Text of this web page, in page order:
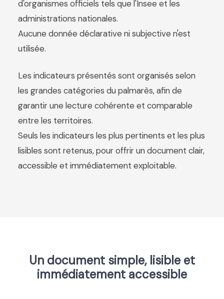
d'organismes officiels tels que l'Insee et les
administrations nationales.
Aucune donnée déclarative ni subjective n'est
utilisée.
Les indicateurs présentés sont organisés selon
les grandes catégories du palmarès, afin de
garantir une lecture cohérente et comparable
entre les territoires.
Seuls les indicateurs les plus pertinents et les plus
lisibles sont retenus, pour offrir un document clair,
accessible et immédiatement exploitable.
Un document simple, lisible et
immédiatement accessible